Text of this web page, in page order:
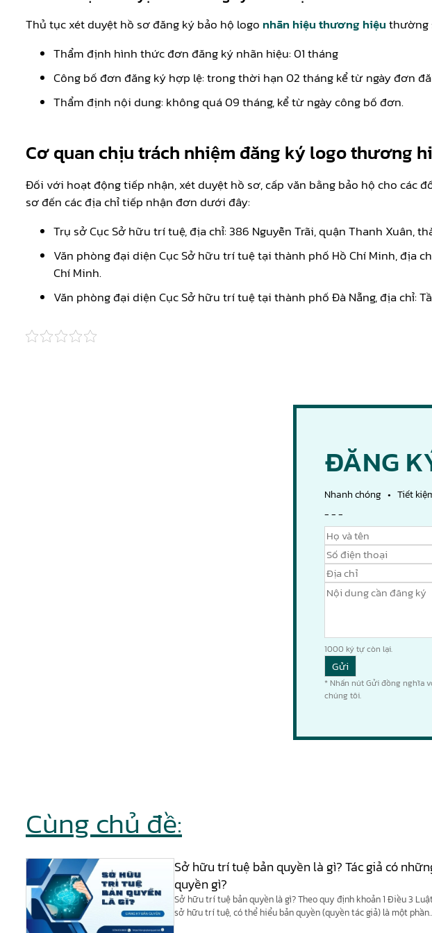
Thủ tục xét duyệt hồ sơ đăng ký bảo hộ logo nhãn hiệu thương hiệuthường
Thẩm định hình thức đơn đăng ký nhãn hiệu: 01 tháng
Công bố đơn đăng ký hợp lệ: trong thời hạn 02 tháng kể từ ngày đơn
Thẩm định nội dung: không quá 09 tháng, kể từ ngày công bố đơn.
Cơ quan chịu trách nhiệm đăng ký logo thương
Đối với hoạt động tiếp nhận, xét duyệt hồ sơ, cấp văn bằng bảo hộ cho các
sơ đến các địa chỉ tiếp nhận đơn dưới đây:
Trụ sở Cục Sở hữu trí tuệ, địa chỉ: 386 Nguyễn Trãi, quận Thanh Xuân,
Văn phòng đại diện Cục Sở hữu trí tuệ tại thành phố Hồ Chí Minh, địa
Chí Minh.
Văn phòng đại diện Cục Sở hữu trí tuệ tại thành phố Đà Nẵng, địa chỉ:
ĐĂNG
Nhanh chóng • Tiết
- - -
1000 ký tự còn lại.
* Nhấn nút Gửi đồng nghĩa
chúng tôi.
Cùng chủ đề:
Sở hữu trí tuệ bản quyền là gì? Tác giả có
quyền gì?
Sở hữu trí tuệ bản quyền là gì? Theo quy định khoản 1 Điều 3
sở hữu trí tuệ, có thể hiểu bản quyền (quyền tác giả) là một phần